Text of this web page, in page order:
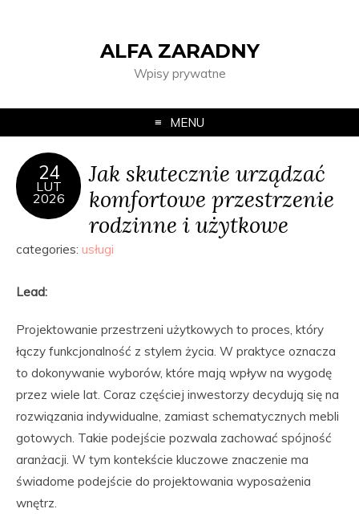
ALFA ZARADNY
Wpisy prywatne
MENU
24
LUT
2026
Jak skutecznie urządzać
komfortowe przestrzenie
rodzinne i użytkowe
categories: usługi
Lead:
Projektowanie przestrzeni użytkowych to proces, który
łączy funkcjonalność z stylem życia. W praktyce oznacza
to dokonywanie wyborów, które mają wpływ na wygodę
przez wiele lat. Coraz częściej inwestorzy decydują się na
rozwiązania indywidualne, zamiast schematycznych mebli
gotowych. Takie podejście pozwala zachować spójność
aranżacji. W tym kontekście kluczowe znaczenie ma
świadome podejście do projektowania wyposażenia
wnętrz.